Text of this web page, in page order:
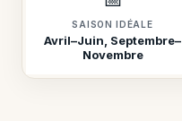
SAISON IDÉALE
Avril–Juin, Septembre–
Novembre